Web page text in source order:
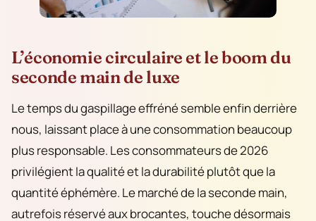
L’économie circulaire et le boom du
seconde main de luxe
Le temps du gaspillage effréné semble enfin derrière
nous, laissant place à une consommation beaucoup
plus responsable. Les consommateurs de 2026
privilégient la qualité et la durabilité plutôt que la
quantité éphémère. Le marché de la seconde main,
autrefois réservé aux brocantes, touche désormais